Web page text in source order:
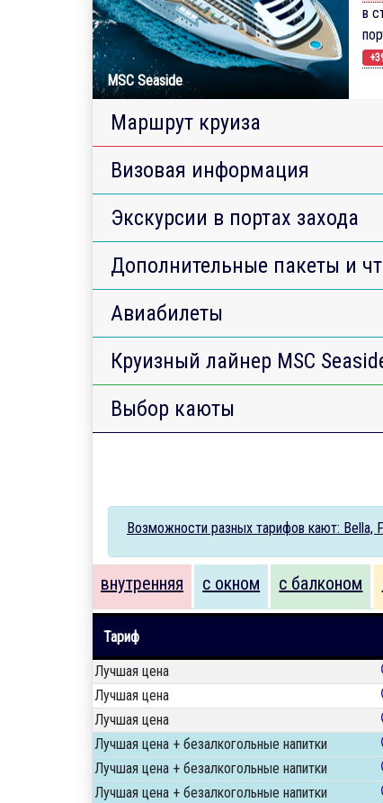
MSC Seaside
в
Маршрут круиза
Визовая информация
Экскурсии в портах захода
Дополнительные пакеты и
Авиабилеты
Круизный лайнер MSC
Выбор каюты
Возможности разных тарифов кают: Bella,
внутренняя с окном с балконом
Тариф
Лучшая цена
Лучшая цена
Лучшая цена
Лучшая цена + безалкогольные напитки
Лучшая цена + безалкогольные напитки
Лучшая цена + безалкогольные напитки